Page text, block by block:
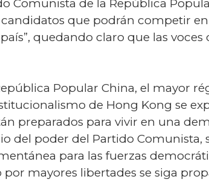
Comunista de la República
que podrán competir en
quedando claro que las
Popular China, el mayor
de Hong Kong se
preparados para vivir en una
poder del Partido Comunista,
para las fuerzas
mayores libertades se siga